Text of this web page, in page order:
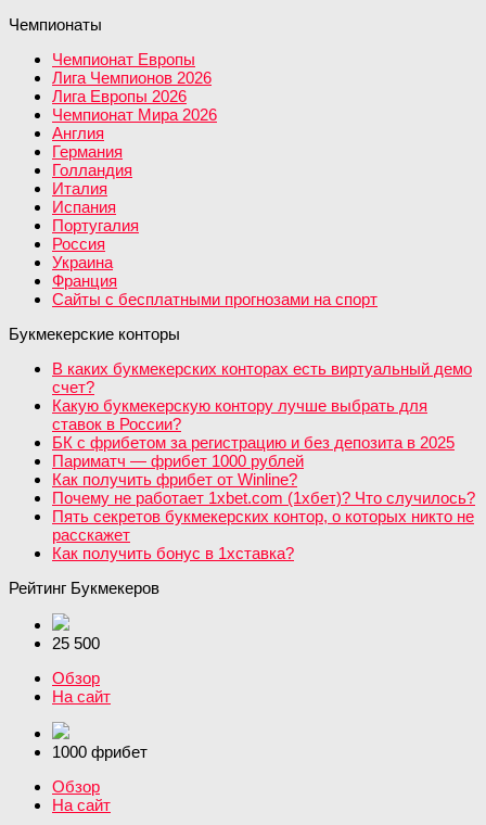
Чемпионаты
Чемпионат Европы
Лига Чемпионов 2026
Лига Европы 2026
Чемпионат Мира 2026
Англия
Германия
Голландия
Италия
Испания
Португалия
Россия
Украина
Франция
Сайты с бесплатными прогнозами на спорт
Букмекерские конторы
В каких букмекерских конторах есть виртуальный демо
счет?
Какую букмекерскую контору лучше выбрать для
ставок в России?
БК с фрибетом за регистрацию и без депозита в 2025
Париматч — фрибет 1000 рублей
Как получить фрибет от Winline?
Почему не работает 1xbet.com (1хбет)? Что случилось?
Пять секретов букмекерских контор, о которых никто не
расскажет
Как получить бонус в 1хставка?
Рейтинг Букмекеров
25 500
Обзор
На сайт
1000 фрибет
Обзор
На сайт